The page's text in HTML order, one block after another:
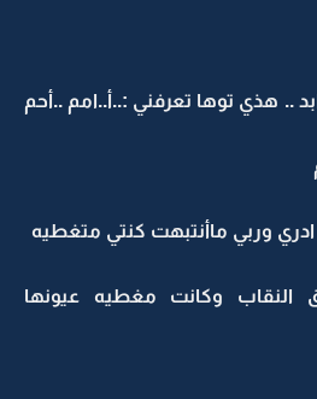
.. هذي توها تعرفني :..أ..امم ..أحم
وربي ماأنتبهت كنتي متغطيه
النقاب وكانت مغطيه عيونها